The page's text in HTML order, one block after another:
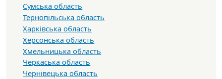
Сумська область
Тернопільська область
Харківська область
Херсонська область
Хмельницька область
Черкаська область
Чернівецька область